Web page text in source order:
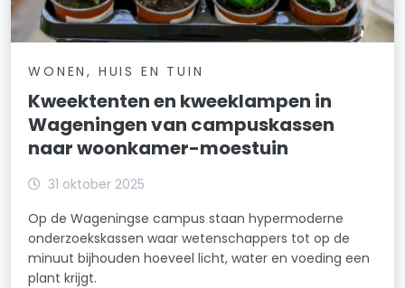
WONEN, HUIS EN TUIN
Kweektenten en kweeklampen in
Wageningen van campuskassen
naar woonkamer-moestuin
31 oktober 2025
Op de Wageningse campus staan hypermoderne
onderzoekskassen waar wetenschappers tot op de
minuut bijhouden hoeveel licht, water en voeding een
plant krijgt.